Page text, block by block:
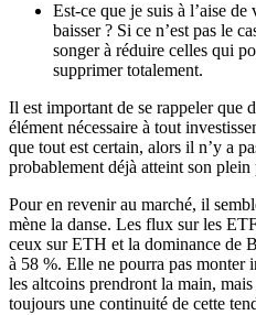
Est-ce que je suis à l’aise
baisser ? Si ce n’est pas le
songer à réduire celles qui
supprimer totalement.
Il est important de se rappeler que
élément nécessaire à tout
que tout est certain, alors il n’y a
probablement déjà atteint son plein
Pour en revenir au marché, il
mène la danse. Les flux sur les
ceux sur ETH et la dominance de
à 58 %. Elle ne pourra pas
les altcoins prendront la main,
toujours une continuité de cette